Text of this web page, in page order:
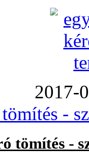
2017-
-
tömítés -